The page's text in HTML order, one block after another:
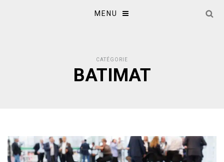
MENU
CATÉGORIE
BATIMAT